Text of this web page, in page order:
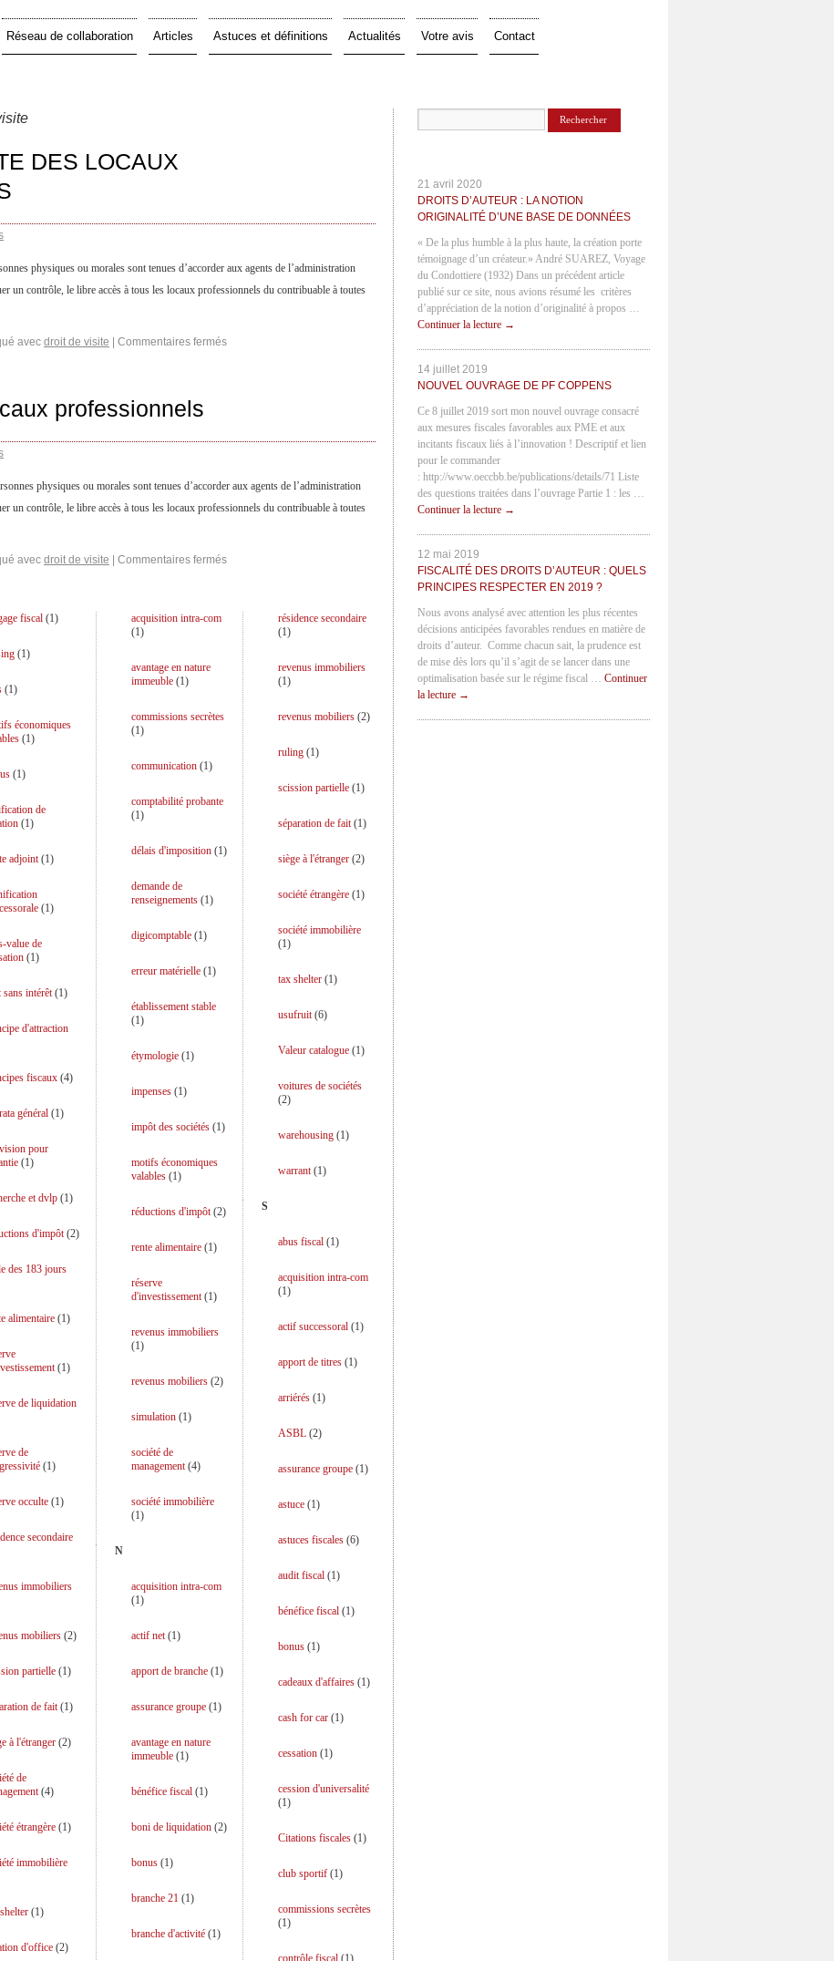
Réseau de collaboration Articles Astuces et définitions Actualités Votre avis Contact
DES LOCAUX
physiques ou morales sont tenues d’accorder aux agents de l’administration
un contrôle, le libre accès à tous les locaux professionnels du contribuable à toutes
avec droit de visite Commentaires fermés
professionnels
physiques ou morales sont tenues d’accorder aux agents de l’administration
un contrôle, le libre accès à tous les locaux professionnels du contribuable à toutes
avec droit de visite Commentaires fermés
fiscal(1)
(1)
(1)
économiques
(1)
(1)
de
(1)
adjoint(1)
(1)
value de
(1)
sans intérêt(1)
d'attraction
fiscaux(4)
général(1)
pour
(1)
et dvlp(1)
d'impôt(2)
des 183 jours
alimentaire(1)
(1)
de liquidation
de
(1)
occulte(1)
secondaire
immobiliers
mobiliers(2)
partielle(1)
de fait(1)
à l'étranger(2)
de
(4)
étrangère(1)
immobilière
(1)
d'office(2)
acquisition intra-com
(1)
avantage en nature
immeuble(1)
commissions secrètes
(1)
communication(1)
comptabilité probante
(1)
délais d'imposition(1)
demande de
renseignements(1)
digicomptable(1)
erreur matérielle(1)
établissement stable
(1)
étymologie(1)
impenses(1)
impôt des sociétés(1)
motifs économiques
valables(1)
réductions d'impôt(2)
rente alimentaire(1)
réserve
d'investissement(1)
revenus immobiliers
(1)
revenus mobiliers(2)
simulation(1)
société de
management(4)
société immobilière
(1)
N
acquisition intra-com
(1)
actif net(1)
apport de branche(1)
assurance groupe(1)
avantage en nature
immeuble(1)
bénéfice fiscal(1)
boni de liquidation(2)
bonus(1)
branche 21 (1)
branche d'activité(1)
résidence secondaire
(1)
revenus immobiliers
(1)
revenus mobiliers(2)
ruling(1)
scission partielle(1)
séparation de fait(1)
siège à l'étranger(2)
société étrangère(1)
société immobilière
(1)
tax shelter(1)
usufruit(6)
Valeur catalogue(1)
voitures de sociétés
(2)
warehousing(1)
warrant(1)
S
abus fiscal(1)
acquisition intra-com
(1)
actif successoral(1)
apport de titres(1)
arriérés(1)
ASBL(2)
assurance groupe(1)
astuce(1)
astuces fiscales(6)
audit fiscal(1)
bénéfice fiscal(1)
bonus(1)
cadeaux d'affaires(1)
cash for car(1)
cessation(1)
cession d'universalité
(1)
Citations fiscales(1)
club sportif(1)
commissions secrètes
(1)
contrôle fiscal(1)
21 avril 2020
DROITS D’AUTEUR : LA NOTION
ORIGINALITÉ D’UNE BASE DE DONNÉES
« De la plus humble à la plus haute, la création porte
témoignage d’un créateur.» André SUAREZ, Voyage
du Condottiere (1932) Dans un précédent article
publié sur ce site, nous avions résumé les critères
d’appréciation de la notion d’originalité à propos …
Continuer la lecture →
14 juillet 2019
NOUVEL OUVRAGE DE PF COPPENS
Ce 8 juillet 2019 sort mon nouvel ouvrage consacré
aux mesures fiscales favorables aux PME et aux
incitants fiscaux liés à l’innovation ! Descriptif et lien
pour le commander
: http://www.oeccbb.be/publications/details/71 Liste
des questions traitées dans l’ouvrage Partie 1 : les …
Continuer la lecture →
12 mai 2019
FISCALITÉ DES DROITS D’AUTEUR : QUELS
PRINCIPES RESPECTER EN 2019 ?
Nous avons analysé avec attention les plus récentes
décisions anticipées favorables rendues en matière de
droits d’auteur. Comme chacun sait, la prudence est
de mise dès lors qu’il s’agit de se lancer dans une
optimalisation basée sur le régime fiscal …Continuer
la lecture →